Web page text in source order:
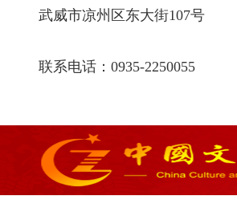
武威市凉州区东大街107号
联系电话：0935-2250055